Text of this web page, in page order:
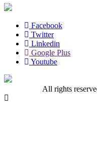
Facebook
Twitter
Linkedin
Google Plus
Youtube
All rights